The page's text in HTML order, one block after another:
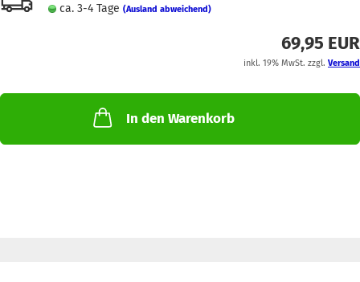
ca. 3-4 Tage (Ausland abweichend)
69,95 EUR
inkl. 19% MwSt. zzgl. Versand
In den Warenkorb